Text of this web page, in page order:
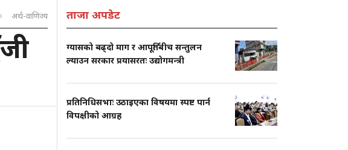
अर्थ-वाणिज्य ताजा अपडेट
ग्यासको बढ्दो माग र आपूर्तिबीच सन्तुलन
ल्याउन सरकार प्रयासरतः उद्योगमन्त्री
प्रतिनिधिसभाः उठाइएका विषयमा स्पष्ट पार्न
विपक्षीको आग्रह